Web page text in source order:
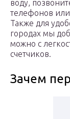
воду,
телефонов
Также для
городах мы
можно с
счетчиков.
Зачем